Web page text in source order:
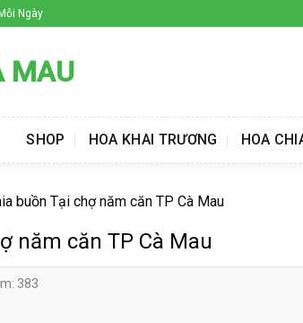
Ngày
MAU
SHOP HOA KHAI TRƯƠNG HOA
buồn Tại chợ năm căn TP Cà Mau
năm căn TP Cà Mau
383